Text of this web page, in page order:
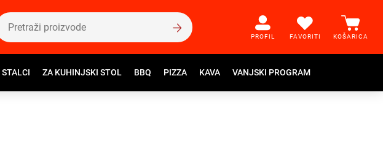
PROFIL FAVORITI KOŠARICA
STALCI ZA KUHINJSKI STOL BBQ PIZZA KAVA VANJSKI PROGRAM